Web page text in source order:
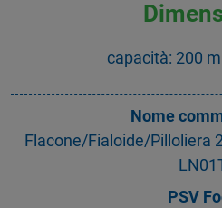
capacità: 200
Nome
Flacone/Fialoide/Pilloliera
PSV